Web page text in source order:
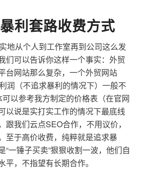
利套路收费方式
地从个人到工作室再到公司这么发
们可以告诉你这样一个事实：外贸
台网站那么复杂，一个外贸网站
润（不追求暴利的情况下）一般不
以参考我方制定的价格表（在官网
以说是实打实工作的情况下最底线
跟我们云点SEO合作，不用议价，
至于高价收费，纯粹就是追求暴
“一锤子买卖”狠狠收割一波，他们自
平，不指望有长期合作。